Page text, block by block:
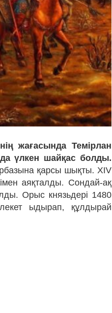
жағасында Темірлан
үлкен шайқас болды.
қарсы шықты. ХІV
аяқталды. Сондай-ақ
Орыс князьдері 1480
ыдырап, құлдырай